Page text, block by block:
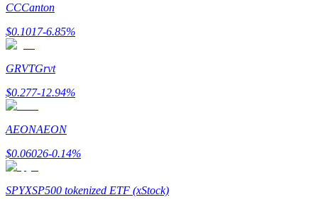
Lån
Kryptostödd lånetjänst
Auto Invest
CCCanton
$0.1017-6.85%
GRVTGrvt
$0.277-12.94%
AEONAEON
$0.06026-0.14%
SPYXSP500 tokenized ETF (xStock)